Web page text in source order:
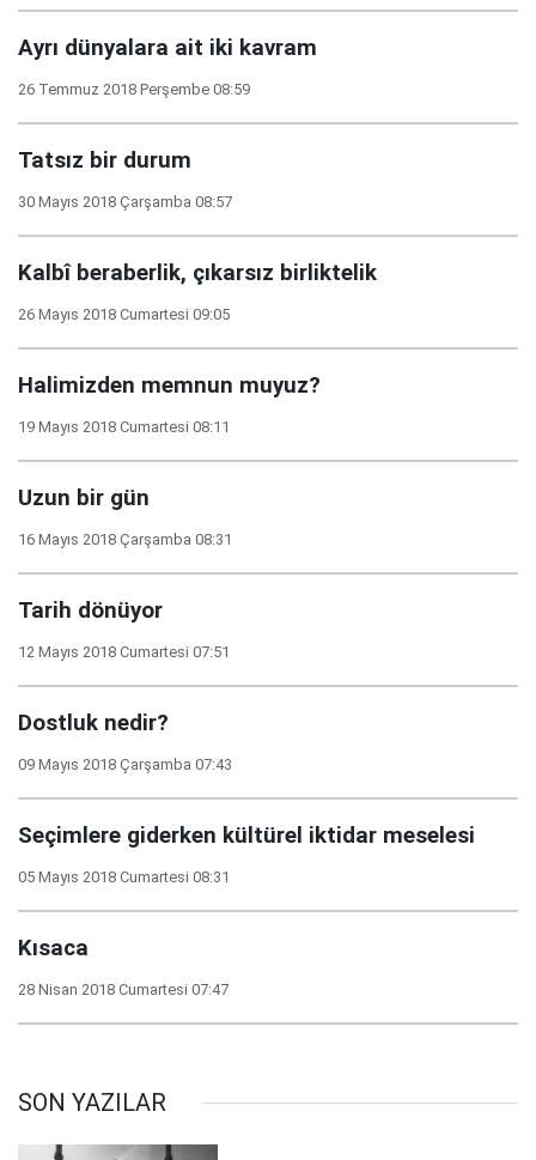
Ayrı dünyalara ait iki kavram
26 Temmuz 2018 Perşembe 08:59
Tatsız bir durum
30 Mayıs 2018 Çarşamba 08:57
Kalbî beraberlik, çıkarsız birliktelik
26 Mayıs 2018 Cumartesi 09:05
Halimizden memnun muyuz?
19 Mayıs 2018 Cumartesi 08:11
Uzun bir gün
16 Mayıs 2018 Çarşamba 08:31
Tarih dönüyor
12 Mayıs 2018 Cumartesi 07:51
Dostluk nedir?
09 Mayıs 2018 Çarşamba 07:43
Seçimlere giderken kültürel iktidar meselesi
05 Mayıs 2018 Cumartesi 08:31
Kısaca
28 Nisan 2018 Cumartesi 07:47
SON YAZILAR